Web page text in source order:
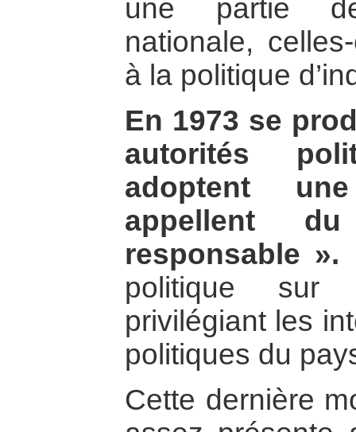
une partie
nationale,
à la politique
En 1973 se
autorités
adoptent
appellent
responsable ».
politique sur
privilégiant les
politiques du
Cette dernière